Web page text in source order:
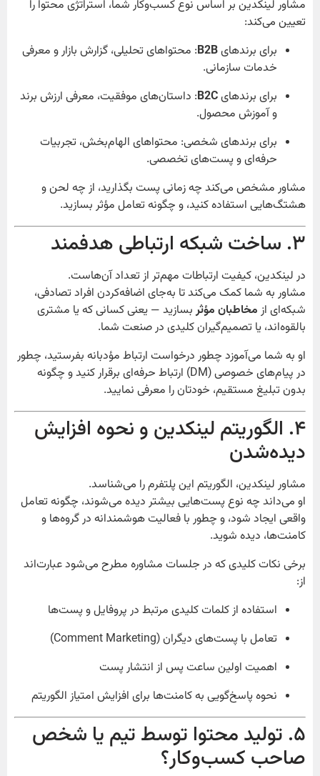
مشاور لینکدین بر اساس نوع کسب‌وکار شما، استراتژی محتوا را
تعیین می‌کند:
برای برندهایB2B: محتواهای تحلیلی، گزارش بازار و معرفی
خدمات سازمانی.
برای برندهایB2C: داستان‌های موفقیت، معرفی ارزش برند
و آموزش محصول.
برای برندهای شخصی: محتواهای الهام‌بخش، تجربیات
حرفه‌ای و پست‌های تخصصی.
مشاور مشخص می‌کند چه زمانی پست بگذارید، از چه لحن و
هشتگ‌هایی استفاده کنید، و چگونه تعامل مؤثر بسازید.
۳. ساخت شبکه ارتباطی هدفمند
در لینکدین، کیفیت ارتباطات مهم‌تر از تعداد آن‌هاست.
مشاور به شما کمک می‌کند تا به‌جای اضافه‌کردن افراد تصادفی،
شبکه‌ای از مخاطبان مؤثربسازید — یعنی کسانی که یا مشتری
بالقوه‌اند، یا تصمیم‌گیران کلیدی در صنعت شما.
او به شما می‌آموزد چطور درخواست ارتباط مؤدبانه بفرستید، چطور
در پیام‌های خصوصی (DM) ارتباط حرفه‌ای برقرار کنید و چگونه
بدون تبلیغ مستقیم، خودتان را معرفی نمایید.
۴. الگوریتم لینکدین و نحوه افزایش
دیده‌شدن
مشاور لینکدین، الگوریتم این پلتفرم را می‌شناسد.
او می‌داند چه نوع پست‌هایی بیشتر دیده می‌شوند، چگونه تعامل
واقعی ایجاد شود، و چطور با فعالیت هوشمندانه در گرو‌ه‌ها و
کامنت‌ها، دیده شوید.
برخی نکات کلیدی که در جلسات مشاوره مطرح می‌شود عبارت‌اند
از:
استفاده از کلمات کلیدی مرتبط در پروفایل و پست‌ها
تعامل با پست‌های دیگران (Comment Marketing)
اهمیت اولین ساعت پس از انتشار پست
نحوه پاسخ‌گویی به کامنت‌ها برای افزایش امتیاز الگوریتم
۵. تولید محتوا توسط تیم یا شخص
صاحب کسب‌وکار؟